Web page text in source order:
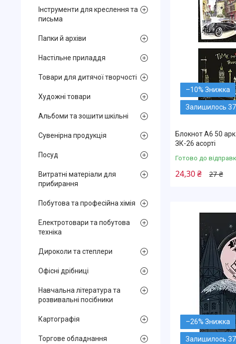
–10%
Залишилось 37
Блокнот А6 50
ЗК-26 асорті
Готово до
27 ₴
24,30 ₴
–26%
Залишилось 37
Інструменти для креслення та
письма
Папки й архіви
Настільне приладдя
Товари для дитячої творчості
Художні товари
Альбоми та зошити шкільні
Сувенірна продукція
Посуд
Витратні матеріали для
прибирання
Побутова та професійна хімія
Електротовари та побутова
техніка
Дироколи та степлери
Офісні дрібниці
Навчальна література та
розвивальні посібники
Картографія
Торгове обладнання